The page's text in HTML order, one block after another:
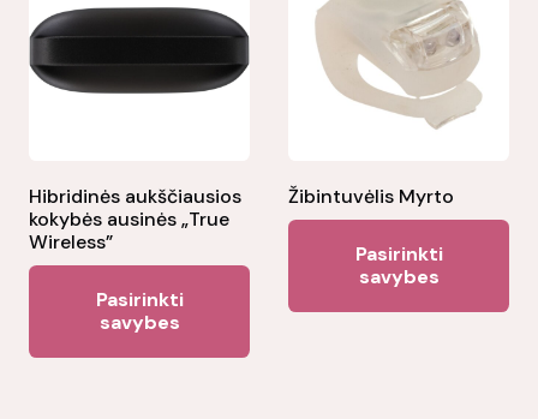
Hibridinės aukščiausios
kokybės ausinės „True
Wireless”
Pasirinkti
savybes
product
has
Žibintuvėlis Myrto
Pasirinkti
savybes
has